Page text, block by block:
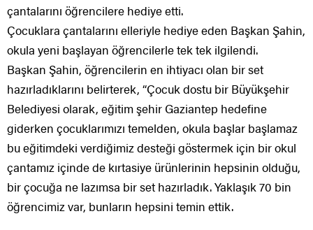
çantalarını öğrencilere hediye etti.
Çocuklara çantalarını elleriyle hediye eden Başkan Şahin,
okula yeni başlayan öğrencilerle tek tek ilgilendi.
Başkan Şahin, öğrencilerin en ihtiyacı olan bir set
hazırladıklarını belirterek, “Çocuk dostu bir Büyükşehir
Belediyesi olarak, eğitim şehir Gaziantep hedefine
giderken çocuklarımızı temelden, okula başlar başlamaz
bu eğitimdeki verdiğimiz desteği göstermek için bir okul
çantamız içinde de kırtasiye ürünlerinin hepsinin olduğu,
bir çocuğa ne lazımsa bir set hazırladık. Yaklaşık 70 bin
öğrencimiz var, bunların hepsini temin ettik.